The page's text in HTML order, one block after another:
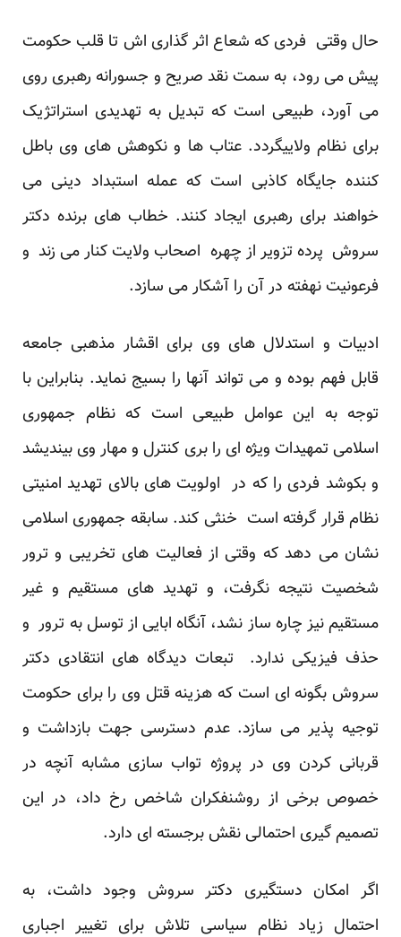
حال وقتی فردی که شعاع اثر گذاری اش تا قلب حکومت
پیش می رود، به سمت نقد صریح و جسورانه رهبری روی
می آورد، طبیعی است که تبدیل به تهدیدی استراتژیک
برای نظام ولاییگردد. عتاب ها و نکوهش های وی باطل
کننده جایگاه کاذبی است که عمله استبداد دینی می
خواهند برای رهبری ایجاد کنند. خطاب های برنده دکتر
سروش پرده تزویر از چهره اصحاب ولایت کنار می زند و
فرعونیت نهفته در آن را آشکار می سازد.
ادبیات و استدلال های وی برای اقشار مذهبی جامعه
قابل فهم بوده و می تواند آنها را بسیج نماید. بنابراین با
توجه به این عوامل طبیعی است که نظام جمهوری
اسلامی تمهیدات ویژه ای را بری کنترل و مهار وی بیندیشد
و بکوشد فردی را که در اولویت های بالای تهدید امنیتی
نظام قرار گرفته است خنثی کند. سابقه جمهوری اسلامی
نشان می دهد که وقتی از فعالیت های تخریبی و ترور
شخصیت نتیجه نگرفت، و تهدید های مستقیم و غیر
مستقیم نیز چاره ساز نشد، آنگاه ابایی از توسل به ترور و
حذف فیزیکی ندارد. تبعات دیدگاه های انتقادی دکتر
سروش بگونه ای است که هزینه قتل وی را برای حکومت
توجیه پذیر می سازد. عدم دسترسی جهت بازداشت و
قربانی کردن وی در پروژه تواب سازی مشابه آنچه در
خصوص برخی از روشنفکران شاخص رخ داد، در این
تصمیم گیری احتمالی نقش برجسته ای دارد.
اگر امکان دستگیری دکتر سروش وجود داشت، به
احتمال زیاد نظام سیاسی تلاش برای تغییر اجباری